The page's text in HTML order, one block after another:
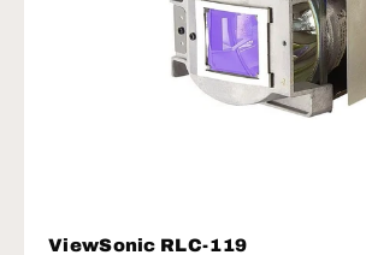
ViewSonic RLC-119